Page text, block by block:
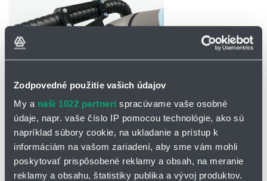
Zodpovedné použitie vašich údajov
My a naši 1022 partneri spracúvame vaše osobné
údaje, napr. vaše číslo IP pomocou technológie, ako sú
napríklad súbory cookie, na ukladanie a prístup k
informáciám na vašom zariadení, aby sme vám mohli
poskytovať prispôsobené reklamy a obsah, na meranie
reklamy a obsahu, štatistiky publika a vývoj produktov.
OPÝTAŤ SA / ODOSLAŤ DOPYT